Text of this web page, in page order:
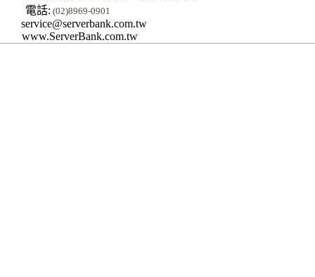
電話: (02)8969-0901
service@serverbank.com.tw
www.ServerBank.com.tw